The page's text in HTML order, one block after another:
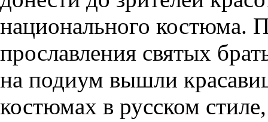
национального костюма.
прославления святых
на подиум вышли
костюмах в русском